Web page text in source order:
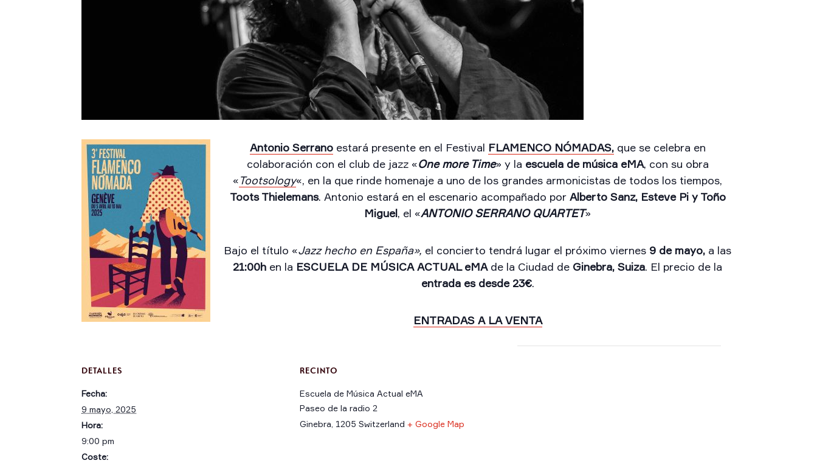
Antonio Serranoestará presente en el Festival FLAMENCO NÓMADAS,que se celebra en
colaboración con el club de jazz «One more Time» y la escuela de música eMA, con su obra
«Tootsology«, en la que rinde homenaje a uno de los grandes armonicistas de todos los tiempos,
Toots Thielemans. Antonio estará en el escenario acompañado por Alberto Sanz, Esteve Pi y Toño
Miguel, el «ANTONIO SERRANO QUARTET»
Bajo el título «Jazz hecho en España», el concierto tendrá lugar el próximo viernes 9 de mayo, a las
21:00h en la ESCUELA DE MÚSICA ACTUAL eMAde la Ciudad de Ginebra, Suiza. El precio de la
entrada es desde 23€.
ENTRADAS A LA VENTA
DETALLES
Fecha:
9 mayo, 2025
Hora:
9:00 pm
Coste:
RECINTO
Escuela de Música Actual eMA
Paseo de la radio 2
Ginebra 1205 Switzerland + Google Map